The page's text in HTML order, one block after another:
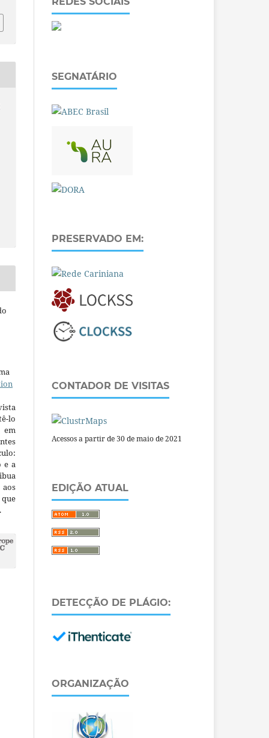
lo
em
e a
SEGNATÁRIO
PRESERVADO EM:
CONTADOR DE VISITAS
Acessos a partir de 30 de maio de 2021
EDIÇÃO ATUAL
DETECÇÃO DE PLÁGIO:
ORGANIZAÇÃO